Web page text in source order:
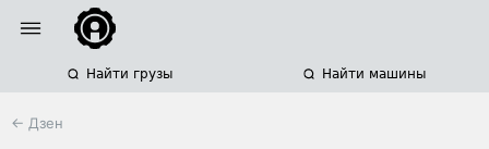
Найти грузы Найти машины
← Дзен